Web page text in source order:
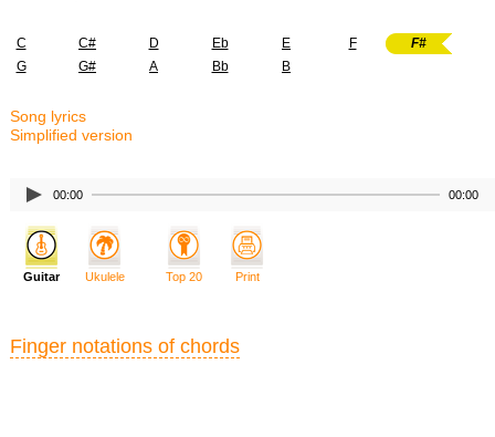
C C# D Eb E F
F#
G
G# A Bb B
Song lyrics
Simplified version
00:00 00:00
Guitar Ukulele Top 20 Print
Finger notations of chords